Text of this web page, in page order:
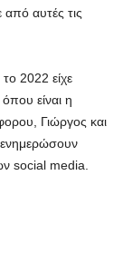
από αυτές τις
2022 είχε
είναι η
Γιώργος και
social media.